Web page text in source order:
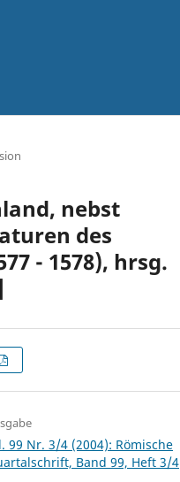
nebst
des
- 1578), hrsg.
99 Nr. 3/4 (2004): Römische
Band 99, Heft 3/4